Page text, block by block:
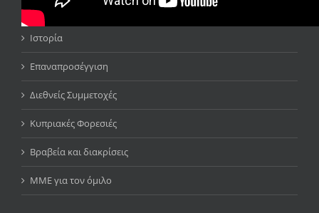
Διοικητικό Συμβούλιο
Ιστορία
Επαναπροσέγγιση
Διεθνείς Συμμετοχές
Κυπριακές Φορεσιές
Βραβεία και διακρίσεις
ΜΜΕ για τον όμιλο